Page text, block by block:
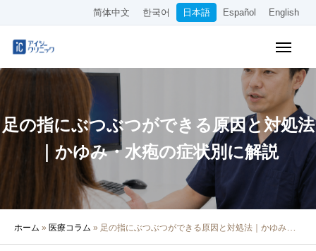
简体中文 한국어 日本語 Español English
足の指にぶつぶつができる原因と対処法
｜かゆみ・水疱の症状別に解説
ホーム » 医療コラム » 足の指にぶつぶつができる原因と対処法｜かゆみ・水疱の症状別に解説
アクセス
クリニック紹介
院長・医師の紹介